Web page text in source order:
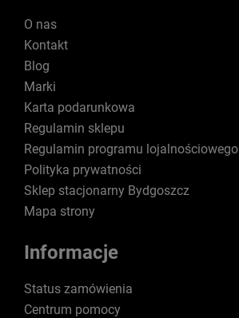
O nas
Kontakt
Blog
Marki
Karta podarunkowa
Regulamin sklepu
Regulamin programu lojalnościowego
Polityka prywatności
Sklep stacjonarny Bydgoszcz
Mapa strony
Informacje
Status zamówienia
Centrum pomocy